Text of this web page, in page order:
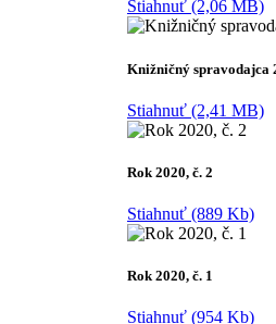
Stiahnuť (2,06 MB)
Knižničný spravodajca
Stiahnuť (2,41 MB)
Rok 2020, č. 2
Stiahnuť (889 Kb)
Rok 2020, č. 1
Stiahnuť (954 Kb)